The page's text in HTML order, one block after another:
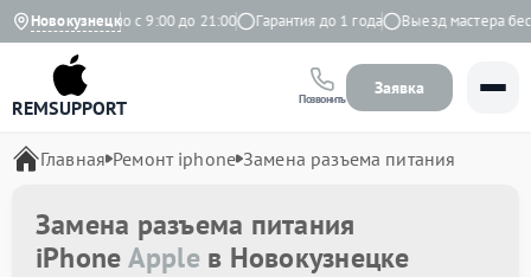
Новокузнецк
Ежедневно с 9:00 до 21:00 Гарантия до 1 года Выезд мастера
REMSUPPORT Позвонить
Заявка
Главная Ремонт iphone Замена разъема питания
Замена разъема питания
iPhoneAppleв Новокузнецке